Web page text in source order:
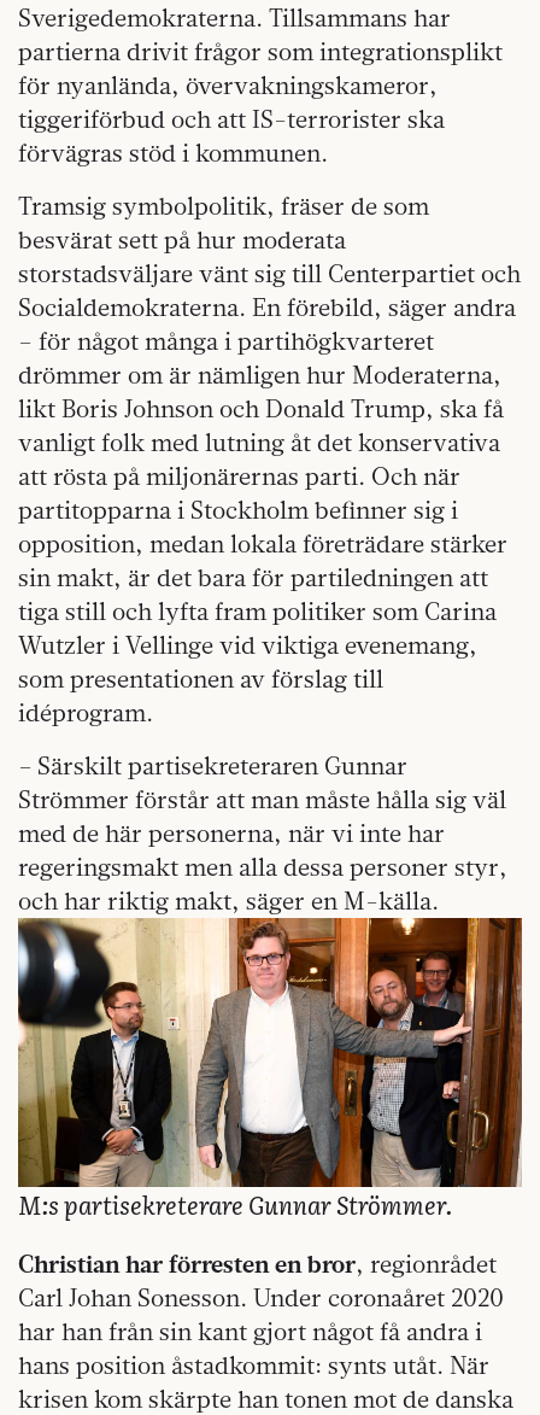
Sverigedemokraterna. Tillsammans har
partierna drivit frågor som integrationsplikt
för nyanlända, övervakningskameror,
tiggeriförbud och att IS-terrorister ska
förvägras stöd i kommunen.
Tramsig symbolpolitik, fräser de som
besvärat sett på hur moderata
storstadsväljare vänt sig till Centerpartiet och
Socialdemokraterna. En förebild, säger andra
– för något många i partihögkvarteret
drömmer om är nämligen hur Moderaterna,
likt Boris Johnson och Donald Trump, ska få
vanligt folk med lutning åt det konservativa
att rösta på miljonärernas parti. Och när
partitopparna i Stockholm befinner sig i
opposition, medan lokala företrädare stärker
sin makt, är det bara för partiledningen att
tiga still och lyfta fram politiker som Carina
Wutzler i Vellinge vid viktiga evenemang,
som presentationen av förslag till
idéprogram.
– Särskilt partisekreteraren Gunnar
Strömmer förstår att man måste hålla sig väl
med de här personerna, när vi inte har
regeringsmakt men alla dessa personer styr,
och har riktig makt, säger en M-källa.
M:s partisekreterare Gunnar Strömmer.
Christian har förresten en bror, regionrådet
Carl Johan Sonesson. Under coronaåret 2020
har han från sin kant gjort något få andra i
hans position åstadkommit: synts utåt. När
krisen kom skärpte han tonen mot de danska